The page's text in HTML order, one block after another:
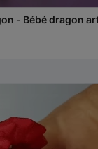
- Bébé dragon